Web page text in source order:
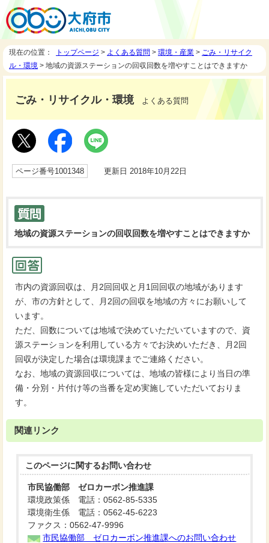
現在の位置： トップページ > よくある質問 > 環境・産業 > ごみ・リサイク
ル・環境 > 地域の資源ステーションの回収回数を増やすことはできますか
ごみ・リサイクル・環境よくある質問
ページ番号1001348 更新日 2018年10月22日
地域の資源ステーションの回収回数を増やすことはできますか
市内の資源回収は、月2回回収と月1回回収の地域があります
が、市の方針として、月2回の回収を地域の方々にお願いして
います。
ただ、回数については地域で決めていただいていますので、資
源ステーションを利用している方々でお決めいただき、月2回
回収が決定した場合は環境課までご連絡ください。
なお、地域の資源回収については、地域の皆様により当日の準
備・分別・片付け等の当番を定め実施していただいておりま
す。
関連リンク
このページに関するお問い合わせ
市民協働部 ゼロカーボン推進課
環境政策係 電話：0562-85-5335
環境衛生係 電話：0562-45-6223
ファクス：0562-47-9996
市民協働部 ゼロカーボン推進課へのお問い合わせ